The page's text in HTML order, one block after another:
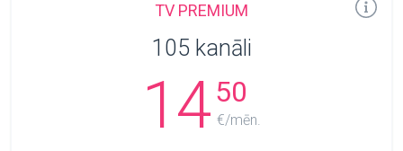
TV PREMIUM
105 kanāli
1450
€/mēn.